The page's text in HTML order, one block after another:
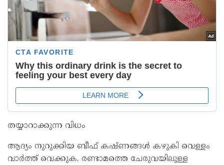
തയ്യാറാക്കുന്ന വിധം
ആദ്യം നുറുക്കിയ ബീഫ് കഷ്ണങ്ങൾ കഴുകി വെള്ളം
വാർത്ത് വെക്കുക. രണ്ടാമത്തെ ചേരുവയിലുള്ള